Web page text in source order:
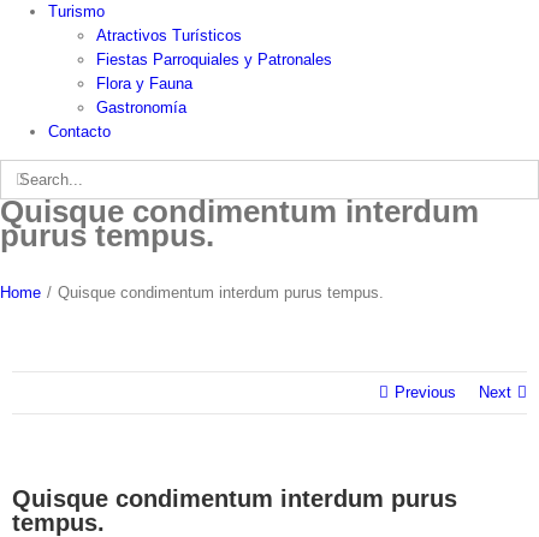
Turismo
Atractivos Turísticos
Fiestas Parroquiales y Patronales
Flora y Fauna
Gastronomía
Contacto
Search
for:
Quisque condimentum interdum
purus tempus.
Home / Quisque condimentum interdum purus tempus.
Previous Next
Quisque condimentum interdum purus
tempus.